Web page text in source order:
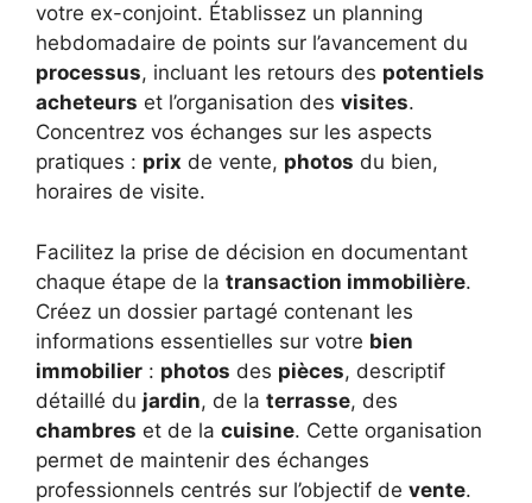
votre ex-conjoint. Établissez un planning
hebdomadaire de points sur l’avancement du
processus, incluant les retours des potentiels
acheteurs et l’organisation des visites.
Concentrez vos échanges sur les aspects
pratiques : prix de vente, photos du bien,
horaires de visite.
Facilitez la prise de décision en documentant
chaque étape de la transaction immobilière.
Créez un dossier partagé contenant les
informations essentielles sur votre bien
immobilier : photos des pièces, descriptif
détaillé du jardin, de la terrasse, des
chambres et de la cuisine. Cette organisation
permet de maintenir des échanges
professionnels centrés sur l’objectif de vente.